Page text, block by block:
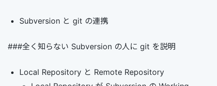
Subversion と git の連携
###全く知らない Subversion の人に git を説明
Local Repository と Remote Repository